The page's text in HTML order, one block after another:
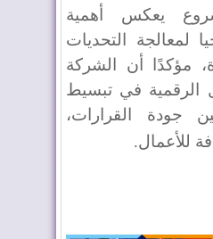
يعكس أهمية
لمعالجة التحديات
مؤكدًا أن الشركة
الرقمية في تبسيط
جودة القرارات،
للأعمال.